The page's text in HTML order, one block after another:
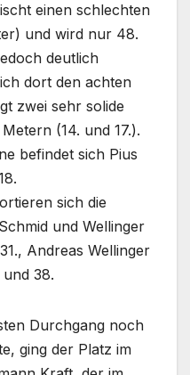
einen schlechten
und wird nur 48.
deutlich
dort den achten
zwei sehr solide
(14. und 17.).
befindet sich Pius
sich die
und Wellinger
Andreas Wellinger
38.
Durchgang noch
ging der Platz im